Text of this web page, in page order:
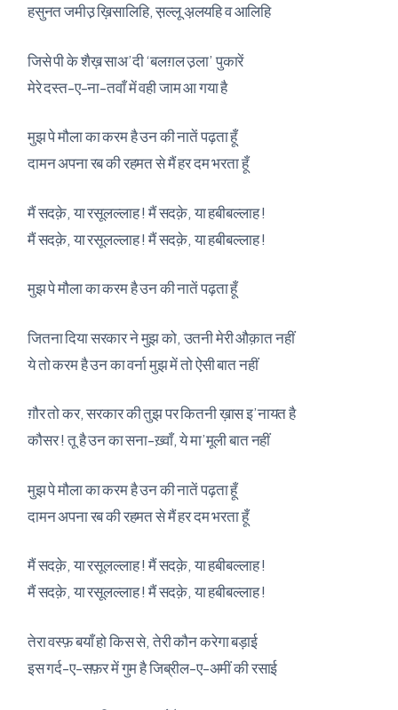
हसुनत जमीउ़ ख़िसालिहि, स़ल्लू अ़लयहि व आलिहि
जिसे पी के शैख़ साअ’दी ‘बलग़ल उ़ला’ पुकारें
मेरे दस्त-ए-ना-तवाँ में वही जाम आ गया है
मुझ पे मौला का करम है उन की नातें पढ़ता हूँ
दामन अपना रब की रहमत से मैं हर दम भरता हूँ
मैं सदक़े, या रसूलल्लाह ! मैं सदक़े, या हबीबल्लाह !
मैं सदक़े, या रसूलल्लाह ! मैं सदक़े, या हबीबल्लाह !
मुझ पे मौला का करम है उन की नातें पढ़ता हूँ
जितना दिया सरकार ने मुझ को, उतनी मेरी औक़ात नहीं
ये तो करम है उन का वर्ना मुझ में तो ऐसी बात नहीं
ग़ौर तो कर, सरकार की तुझ पर कितनी ख़ास इ’नायत है
कौसर ! तू है उन का सना-ख़्वाँ, ये मा’मूली बात नहीं
मुझ पे मौला का करम है उन की नातें पढ़ता हूँ
दामन अपना रब की रहमत से मैं हर दम भरता हूँ
मैं सदक़े, या रसूलल्लाह ! मैं सदक़े, या हबीबल्लाह !
मैं सदक़े, या रसूलल्लाह ! मैं सदक़े, या हबीबल्लाह !
तेरा वस्फ़ बयाँ हो किस से, तेरी कौन करेगा बड़ाई
इस गर्द-ए-सफ़र में गुम है जिब्रील-ए-अमीं की रसाई